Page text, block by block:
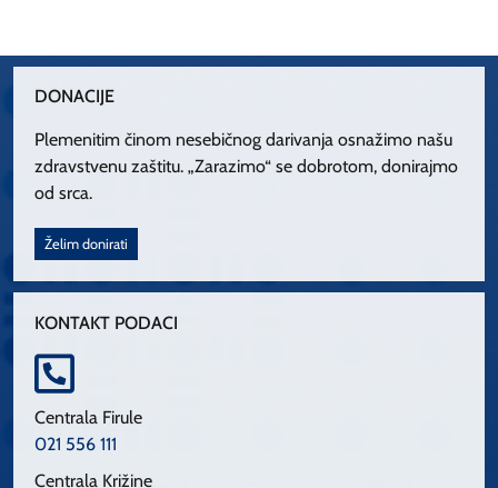
DONACIJE
Plemenitim činom nesebičnog darivanja osnažimo našu
zdravstvenu zaštitu. „Zarazimo“ se dobrotom, donirajmo
od srca.
Želim donirati
KONTAKT PODACI
Centrala Firule
021 556 111
Centrala Križine